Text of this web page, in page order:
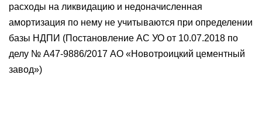
расходы на ликвидацию и недоначисленная
амортизация по нему не учитываются при определении
базы НДПИ (Постановление АС УО от 10.07.2018 по
делу № А47-9886/2017 АО «Новотроицкий цементный
завод»)